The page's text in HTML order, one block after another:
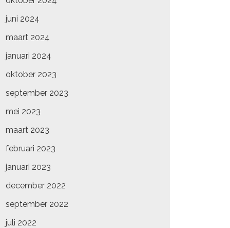
juni 2024
maart 2024
januari 2024
oktober 2023
september 2023
mei 2023
maart 2023
februari 2023
januari 2023
december 2022
september 2022
juli 2022